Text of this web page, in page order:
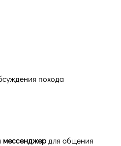
похода
мессенджер для общения